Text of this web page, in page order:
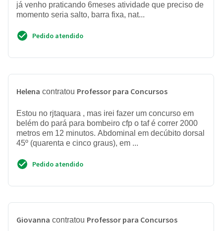
já venho praticando 6meses atividade que preciso de
momento seria salto, barra fixa, nat...
Pedido atendido
Helena contratou Professor para Concursos
Estou no rjtaquara , mas irei fazer um concurso em
belém do pará para bombeiro cfp o taf é correr 2000
metros em 12 minutos. Abdominal em decúbito dorsal
45º (quarenta e cinco graus), em ...
Pedido atendido
Giovanna contratou Professor para Concursos